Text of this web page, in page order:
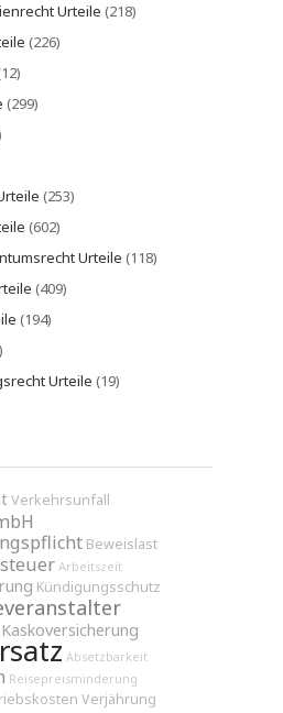
Urteile (218)
(226)
(299)
(253)
(602)
Urteile (118)
(409)
(194)
Urteile (19)
Verkehrsunfall
Beweislast
Arbeitszeit
Kündigungsschutz
Kaskoversicherung
Absetzbarkeit
Reisepreisminderung
Verjährung